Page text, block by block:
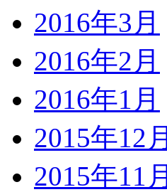
2016年3月
2016年2月
2016年1月
2015年12月
2015年11月